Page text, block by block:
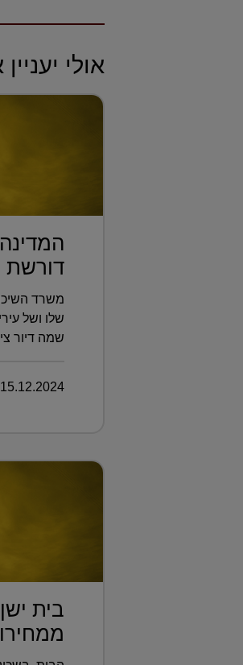
אולי
דורשת
משרד
שלו ושל
שמה דיור
15.12.2024
בית